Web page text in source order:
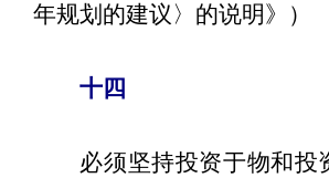
年规划的建议〉的说明》）
十四
必须坚持投资于物和投